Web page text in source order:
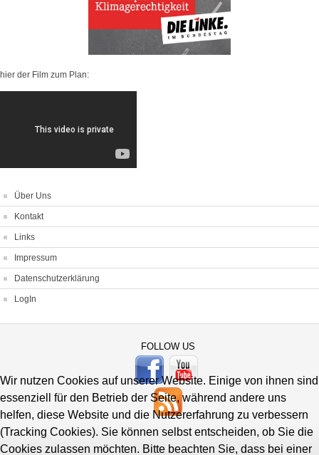
hier der Film zum Plan:
Über Uns
Kontakt
Links
Impressum
Datenschutzerklärung
LogIn
FOLLOW US
Wir nutzen Cookies auf unserer Website. Einige von ihnen sind
essenziell für den Betrieb der Seite, während andere uns
helfen, diese Website und die Nutzererfahrung zu verbessern
(Tracking Cookies). Sie können selbst entscheiden, ob Sie die
Cookies zulassen möchten. Bitte beachten Sie, dass bei einer